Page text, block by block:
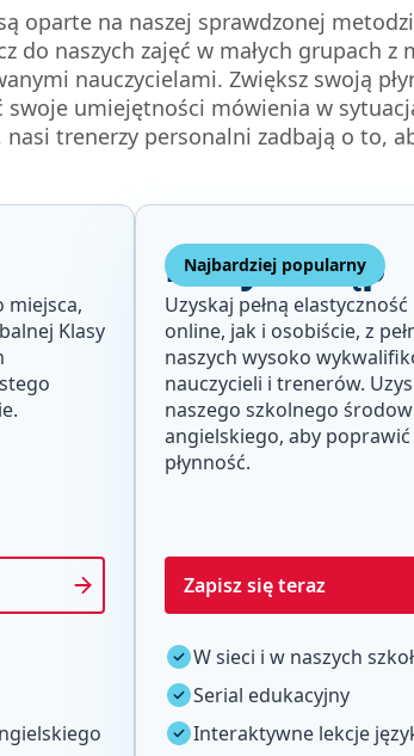
oparte na naszej sprawdzonej
do naszych zajęć w małych grupach
nauczycielami. Zwiększ swoją
umiejętności mówienia w
trenerzy personalni zadbają o to,
miejsca,
Klasy
Najbardziej popularny
Pełny dostęp
Uzyskaj pełną
online, jak i osobiście, z
naszych wysoko
nauczycieli i trenerów.
naszego szkolnego
angielskiego, aby
płynność.
Zapisz się teraz
W sieci i w naszych
Serial edukacyjny
Interaktywne lekcje